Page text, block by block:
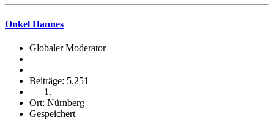
Onkel Hannes
Globaler Moderator
Beiträge: 5.251
Ort: Nürnberg
Gespeichert